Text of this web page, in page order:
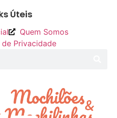
Úteis
Quem Somos
Privacidade